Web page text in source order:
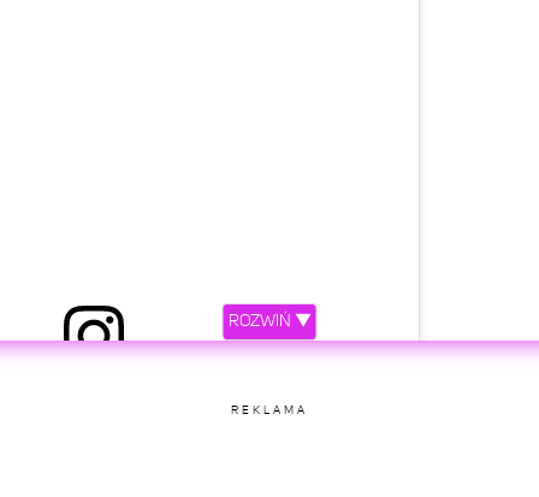
DAWID KWIATKOWSKI (@kwiatkowsky)
ROZWIŃ ▼
REKLAMA